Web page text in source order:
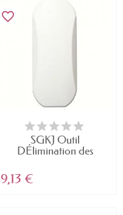
favorite_border
SGKJ Outil
DÉlimination des
9,13 €